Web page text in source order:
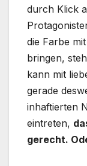
durch Klick
die Farbe
bringen,
kann mit
gerade
inhaftierten
eintreten,
gerecht.